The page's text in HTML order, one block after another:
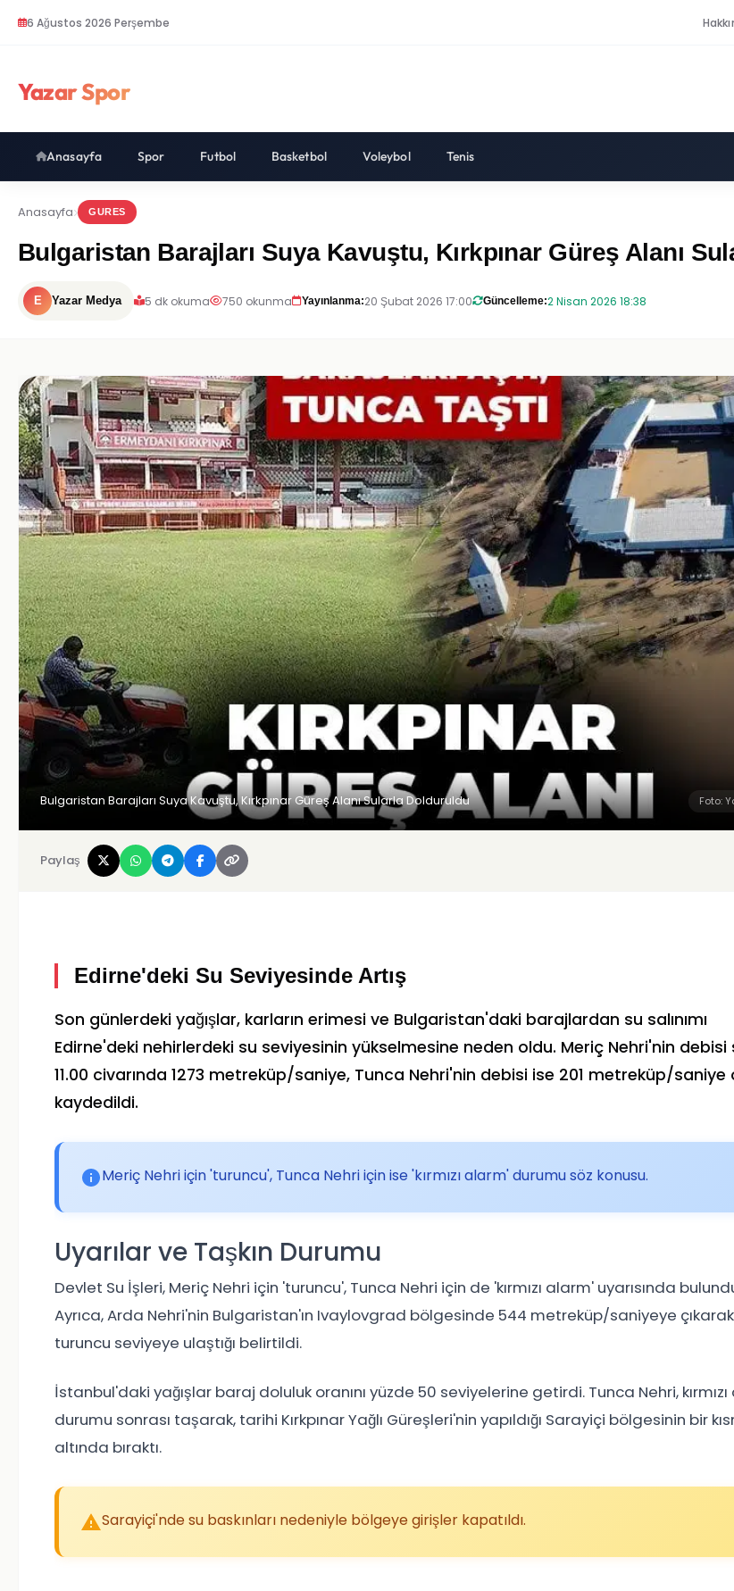
6 Ağustos 2026 Perşembe
Yazar Spor
Anasayfa Spor Futbol Basketbol Voleybol Tenis
Anasayfa GURES
Bulgaristan Barajları Suya Kavuştu, Kırkpınar Güreş Alanı
E Yazar Medya 5 dk okuma 750 okunma Yayınlanma:20 Şubat 2026 17:00 Güncelleme:2 Nisan 2026 18:38
Bulgaristan Barajları Suya Kavuştu, Kırkpınar Güreş Alanı Sularla Dolduruldu Foto:
Paylaş
Edirne'deki Su Seviyesinde Artış
Son günlerdeki yağışlar, karların erimesi ve Bulgaristan'daki barajlardan su salınımı
Edirne'deki nehirlerdeki su seviyesinin yükselmesine neden oldu. Meriç Nehri'nin
11.00 civarında 1273 metreküp/saniye, Tunca Nehri'nin debisi ise 201 metreküp/saniye
kaydedildi.
Meriç Nehri için 'turuncu', Tunca Nehri için ise 'kırmızı alarm' durumu söz konusu.
Uyarılar ve Taşkın Durumu
Devlet Su İşleri, Meriç Nehri için 'turuncu', Tunca Nehri için de 'kırmızı alarm' uyarısında
Ayrıca, Arda Nehri'nin Bulgaristan'ın Ivaylovgrad bölgesinde 544 metreküp/saniyeye çıkarak
turuncu seviyeye ulaştığı belirtildi.
İstanbul'daki yağışlar baraj doluluk oranını yüzde 50 seviyelerine getirdi. Tunca Nehri,
durumu sonrası taşarak, tarihi Kırkpınar Yağlı Güreşleri'nin yapıldığı Sarayiçi bölgesinin bir
altında bıraktı.
Sarayiçi'nde su baskınları nedeniyle bölgeye girişler kapatıldı.